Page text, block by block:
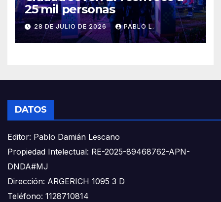
25 mil personas
28 DE JULIO DE 2026 PABLO L.
DATOS
Editor: Pablo Damián Lescano
Propiedad Intelectual: RE-2025-89468762-APN-
DNDA#MJ
Dirección: ARGERICH 1095 3 D
Teléfono: 1128710814